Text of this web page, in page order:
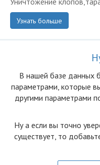
Узнать больше
В нашей базе данных
параметрами, которые
другими параметрами
Ну а если вы точно
существует, то